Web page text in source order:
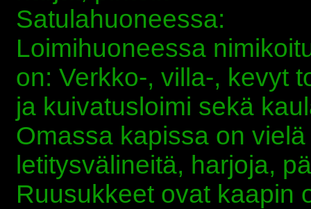
Satulahuoneessa:
Loimihuoneessa
on: Verkko-, villa-, kevyt
ja kuivatusloimi sekä
Omassa kapissa on
letitysvälineitä, harjoja,
Ruusukkeet ovat kaapin